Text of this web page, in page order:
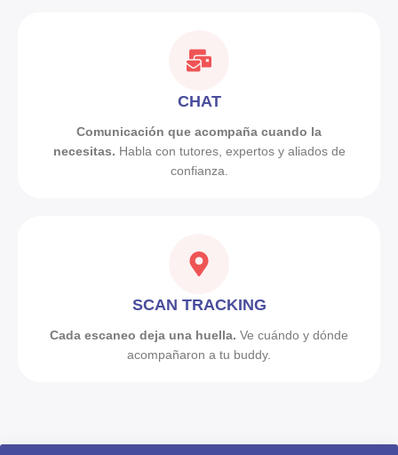
CHAT
Comunicación que acompaña cuando la
necesitas. Habla con tutores, expertos y aliados de
confianza.
SCAN TRACKING
Cada escaneo deja una huella. Ve cuándo y dónde
acompañaron a tu buddy.